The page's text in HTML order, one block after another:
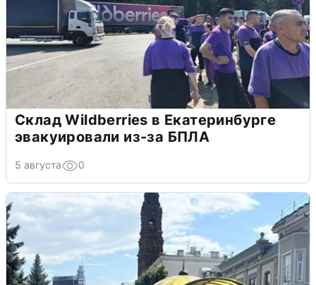
Склад Wildberries в Екатеринбурге
эвакуировали из-за БПЛА
5 августа 0